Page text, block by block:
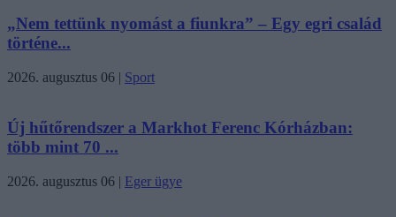
„Nem tettünk nyomást a fiunkra” – Egy egri család
történe...
2026. augusztus 06 | Sport
Új hűtőrendszer a Markhot Ferenc Kórházban:
több mint 70 ...
2026. augusztus 06 | Eger ügye